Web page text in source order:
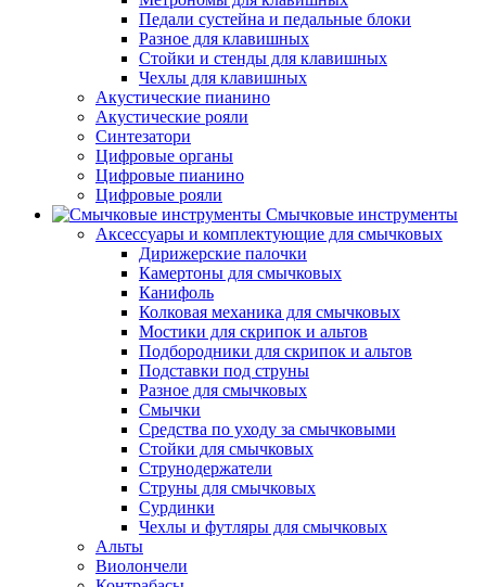
Педали сустейна и педальные блоки
Разное для клавишных
Стойки и стенды для клавишных
Чехлы для клавишных
Акустические пианино
Акустические рояли
Синтезатори
Цифровые органы
Цифровые пианино
Цифровые рояли
Смычковые инструменты
Аксессуары и комплектующие для смычковых
Дирижерские палочки
Камертоны для смычковых
Канифоль
Колковая механика для смычковых
Мостики для скрипок и альтов
Подбородники для скрипок и альтов
Подставки под струны
Разное для смычковых
Смычки
Средства по уходу за смычковыми
Стойки для смычковых
Струнодержатели
Струны для смычковых
Сурдинки
Чехлы и футляры для смычковых
Альты
Виолончели